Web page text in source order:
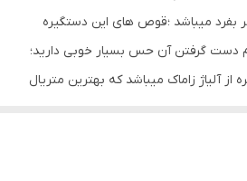
میباشد ؛قوص های این دستگیره
دست گرفتن آن حس بسیار خوبی دارید؛
آلیاژ زاماک میباشد که بهترین متریال
سبد کالایی فروشگاه مجیری تبدیل